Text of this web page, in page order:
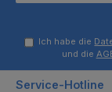
Ich habe die
und die
Service-Hotline